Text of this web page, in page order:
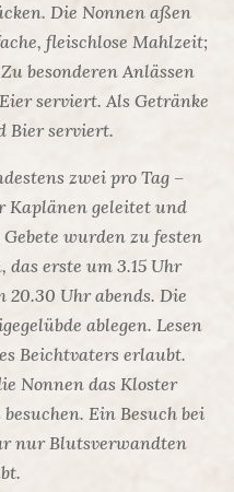
Die Nonnen aßen
fleischlose Mahlzeit;
besonderen Anlässen
serviert. Als Getränke
Bier serviert.
zwei pro Tag –
Kaplänen geleitet und
wurden zu festen
das erste um 3.15 Uhr
20.30 Uhr abends. Die
ablegen. Lesen
Beichtvaters erlaubt.
Nonnen das Kloster
Ein Besuch bei
nur Blutsverwandten